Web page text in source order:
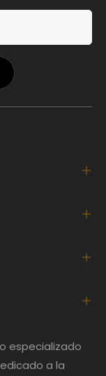
especializado
a la